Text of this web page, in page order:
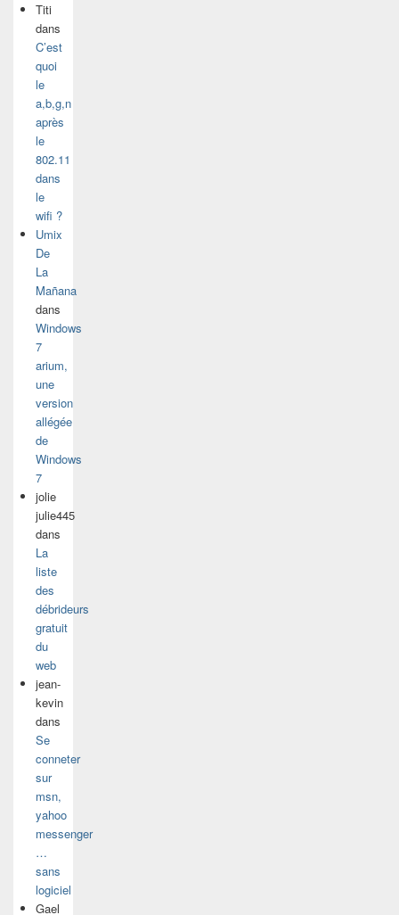
Titi
dans
C’est
quoi
le
a,b,g,n
après
le
802.11
dans
le
wifi ?
Umix
De
La
Mañana
dans
Windows
7
arium,
une
version
allégée
de
Windows
7
jolie
julie445
dans
La
liste
des
débrideurs
gratuit
du
web
jean-
kevin
dans
Se
conneter
sur
msn,
yahoo
messenger
…
sans
logiciel
Gael